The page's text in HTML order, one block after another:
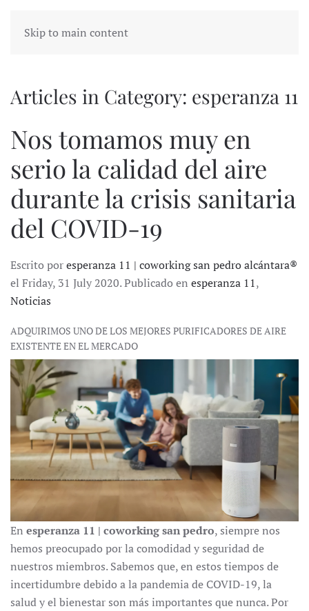
Skip to main content
Articles in Category: esperanza 11
Nos tomamos muy en
serio la calidad del aire
durante la crisis sanitaria
del COVID-19
Escrito poresperanza 11 | coworking san pedro alcántara®
el Friday, 31 July 2020. Publicado en esperanza 11,
Noticias
ADQUIRIMOS UNO DE LOS MEJORES PURIFICADORES DE AIRE
EXISTENTE EN EL MERCADO
En esperanza 11 | coworking san pedro, siempre nos
hemos preocupado por la comodidad y seguridad de
nuestros miembros. Sabemos que, en estos tiempos de
incertidumbre debido a la pandemia de COVID-19, la
salud y el bienestar son más importantes que nunca. Por